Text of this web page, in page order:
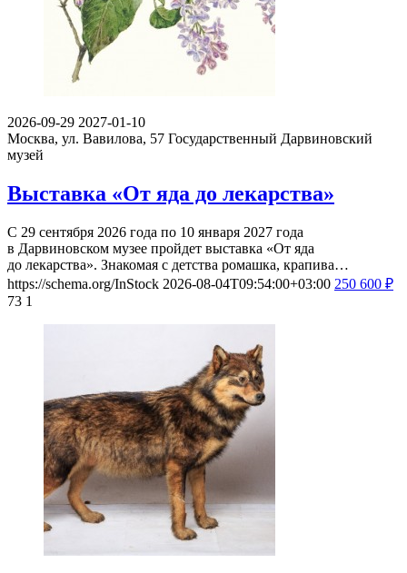
2026-09-29 2027-01-10
Москва, ул. Вавилова, 57 Государственный Дарвиновский
музей
Выставка «От яда до лекарства»
С 29 сентября 2026 года по 10 января 2027 года
в Дарвиновском музее пройдет выставка «От яда
до лекарства». Знакомая с детства ромашка, крапива…
https://schema.org/InStock 2026-08-04T09:54:00+03:00 250 600 ₽
73 1